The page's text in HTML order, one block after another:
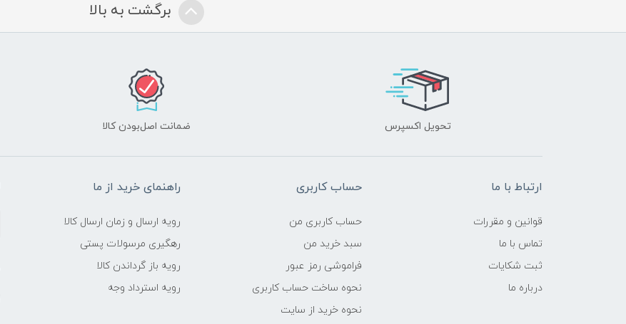
برگشت به بالا
تحویل اکسپرس ضمانت اصل‌بودن کالا
ارتباط با ما
قوانین و مقررات
تماس با ما
ثبت شکایات
درباره ما
حساب کاربری
حساب کاربری من
سبد خرید من
فراموشی رمز عبور
نحوه ساخت حساب کاربری
نحوه خرید از سایت
راهنمای خرید از ما
رویه ارسال و زمان ارسال کالا
رهگیری مرسولات پستی
رویه باز گرداندن کالا
رویه استرداد وجه